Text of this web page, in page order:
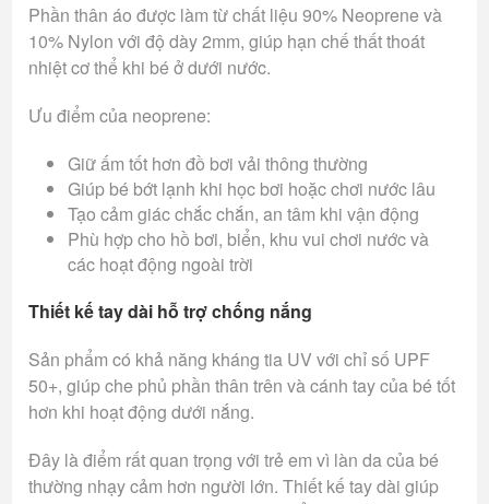
Phần thân áo được làm từ chất liệu 90% Neoprene và
10% Nylon với độ dày 2mm, giúp hạn chế thất thoát
nhiệt cơ thể khi bé ở dưới nước.
Ưu điểm của neoprene:
Giữ ấm tốt hơn đồ bơi vải thông thường
Giúp bé bớt lạnh khi học bơi hoặc chơi nước lâu
Tạo cảm giác chắc chắn, an tâm khi vận động
Phù hợp cho hồ bơi, biển, khu vui chơi nước và
các hoạt động ngoài trời
Thiết kế tay dài hỗ trợ chống nắng
Sản phẩm có khả năng kháng tia UV với chỉ số UPF
50+, giúp che phủ phần thân trên và cánh tay của bé tốt
hơn khi hoạt động dưới nắng.
Đây là điểm rất quan trọng với trẻ em vì làn da của bé
thường nhạy cảm hơn người lớn. Thiết kế tay dài giúp